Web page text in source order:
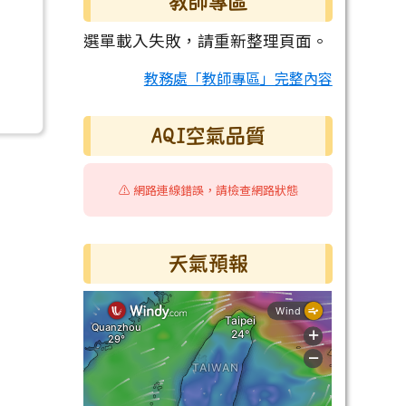
選單載入失敗，請重新整理頁面。
教務處「教師專區」完整內容
AQI空氣品質
⚠️ 網路連線錯誤，請檢查網路狀態
天氣預報